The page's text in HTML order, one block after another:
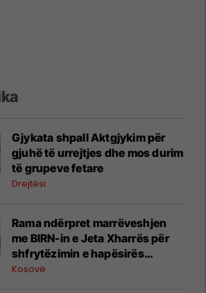
Gjykata shpall Aktgjykim për
gjuhë të urrejtjes dhe mos durim
të grupeve fetare
Drejtësi
Rama ndërpret marrëveshjen
me BIRN-in e Jeta Xharrës për
shfrytëzimin e hapësirës
publike në Grand Hotel
Kosovë